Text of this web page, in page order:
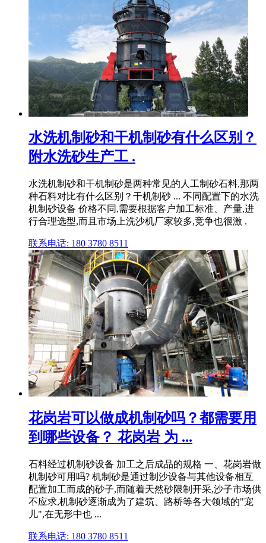
水洗机制砂和干机制砂有什么区别？
附水洗砂生产工 .
水洗机制砂和干机制砂是两种常见的人工制砂石料,那两
种石料对比有什么区别？干机制砂 ... 不同配置下的水洗
机制砂设备 价格不同,需要根据客户加工标准、产量,进
行合理选型,而且市场上洗沙机厂家较多,竞争也很激 .
联系电话: 180 3780 8511
花岗岩可以做成机制砂吗？都需要用
到哪些设备？ 花岗岩 为 ...
石料经过机制砂设备 加工之后成品的规格 一、花岗岩做
机制砂可用吗? 机制砂是通过制沙设备与其他设备相互
配置加工而成的砂子,而随着天然砂限制开采,沙子市场供
不应求,机制砂逐渐成为了建筑、路桥等各大领域的"宠
儿",在无形中也 ...
联系电话: 180 3780 8511